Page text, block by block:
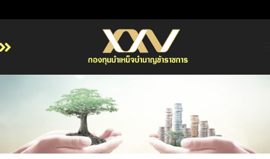
เกี่ยวกับ กบข.
ลงทุน